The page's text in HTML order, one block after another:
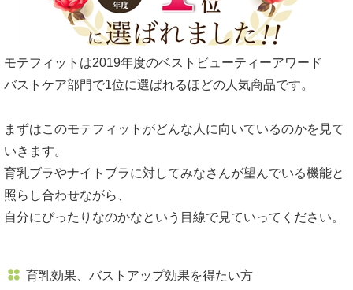
モテフィットは2019年度のベストビューティーアワード
バストケア部門で1位に選ばれるほどの人気商品です。
まずはこのモテフィットがどんな人に向いているのかを見て
いきます。
育乳ブラやナイトブラに対してみなさんが望んでいる機能と
照らし合わせながら、
自分にぴったりなのかなという目線で見ていってください。
育乳効果、バストアップ効果を得たい方